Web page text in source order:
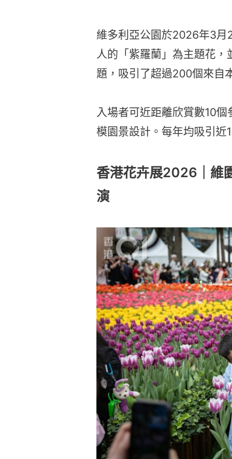
維多利亞公園於2026年3月
人的「紫羅蘭」為主題花
題，吸引了超過200個來自
入場者可近距離欣賞數10
模園景設計。每年均吸引近
香港花卉展2026｜維
演